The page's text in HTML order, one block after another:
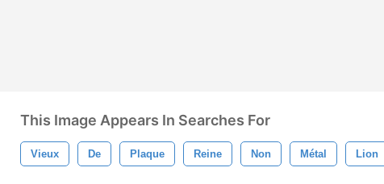
This Image Appears In Searches For
Vieux De Plaque Reine Non Métal Lion